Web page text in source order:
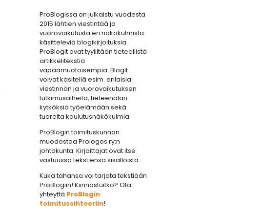
ProBlogissa on julkaistu vuodesta
2015 lähtien viestintää ja
vuorovaikutusta eri näkökulmista
käsitteleviä blogikirjoituksia.
ProBlogit ovat tyyliltään tieteellistä
artikkelitekstiä
vapaamuotoisempia. Blogit
voivat käsitellä esim. erilaisia
viestinnän ja vuorovaikutuksen
tutkimusaiheita, tieteenalan
kytköksiä työelämään sekä
tuoreita koulutusnäkökulmia.
ProBlogin toimituskunnan
muodostaa Prologos ry:n
johtokunta. Kirjoittajat ovat itse
vastuussa tekstiensä sisällöistä.
Kuka tahansa voi tarjota tekstiään
ProBlogiin! Kiinnostuitko? Ota
yhteyttä ProBlogin
toimitussihteeriin!